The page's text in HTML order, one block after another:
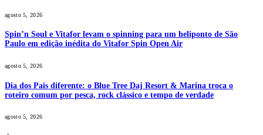
agosto 5, 2026
Spin’n Soul e Vitafor levam o spinning para um heliponto de São
Paulo em edição inédita do Vitafor Spin Open Air
agosto 5, 2026
Dia dos Pais diferente: o Blue Tree Daj Resort & Marina troca o
roteiro comum por pesca, rock clássico e tempo de verdade
agosto 5, 2026